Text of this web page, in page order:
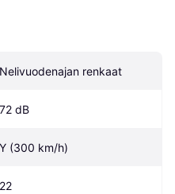
Nelivuodenajan renkaat
72 dB
Y (300 km/h)
22